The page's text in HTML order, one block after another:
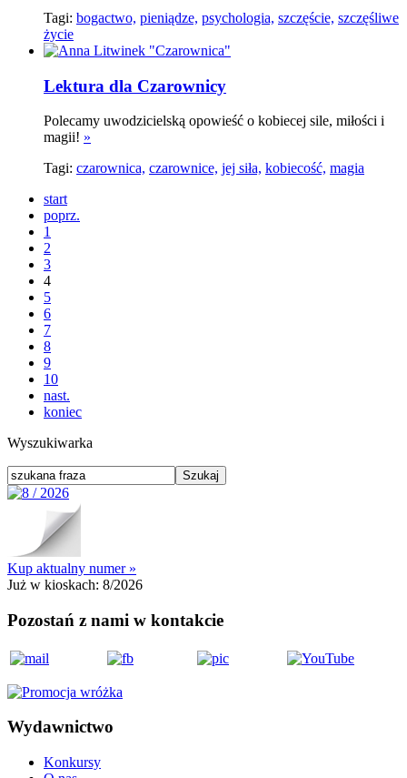
Tagi: bogactwo, pieniądze, psychologia, szczęście, szczęśliwe
życie
Lektura dla Czarownicy
Polecamy uwodzicielską opowieść o kobiecej sile, miłości i
magii! »
Tagi: czarownica, czarownice, jej siła, kobiecość, magia
start
poprz.
1
2
3
4
5
6
7
8
9
10
nast.
koniec
Wyszukiwarka
Kup aktualny numer »
Już w kioskach: 8/2026
Pozostań z nami w kontakcie
Wydawnictwo
Konkursy